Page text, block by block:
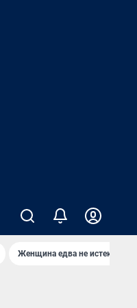
Женщина едва не истекла